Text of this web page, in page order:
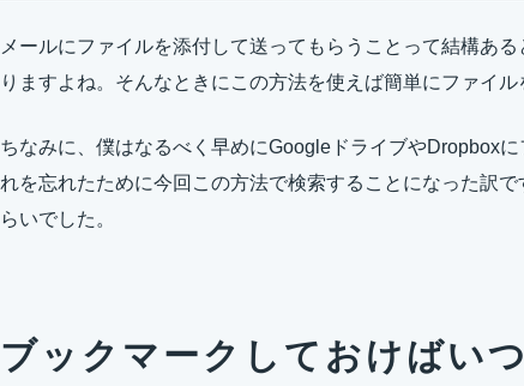
メールにファイルを添付して送ってもらうことって結構あ
りますよね。そんなときにこの方法を使えば簡単にファイル
ちなみに、僕はなるべく早めにGoogleドライブやDropbox
れを忘れたために今回この方法で検索することになった訳
らいでした。
ブックマークしておけばい